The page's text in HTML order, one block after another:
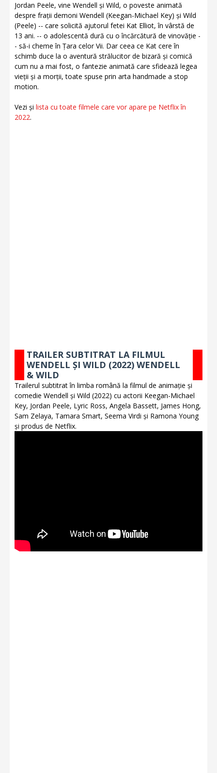
Jordan Peele, vine Wendell și Wild, o poveste animată
despre frații demoni Wendell (Keegan-Michael Key) și Wild
(Peele) -- care solicită ajutorul fetei Kat Elliot, în vârstă de
13 ani. -- o adolescentă dură cu o încărcătură de vinovăție -
- să-i cheme în Țara celor Vii. Dar ceea ce Kat cere în
schimb duce la o aventură strălucitor de bizară și comică
cum nu a mai fost, o fantezie animată care sfidează legea
vieții și a morții, toate spuse prin arta handmade a stop
motion.
Vezi și lista cu toate filmele care vor apare pe Netflix în
2022.
TRAILER SUBTITRAT LA FILMUL
WENDELL ȘI WILD (2022) WENDELL
& WILD
Trailerul subtitrat în limba română la filmul de animație și
comedie Wendell și Wild (2022) cu actorii Keegan-Michael
Key, Jordan Peele, Lyric Ross, Angela Bassett, James Hong,
Sam Zelaya, Tamara Smart, Seema Virdi și Ramona Young
și produs de Netflix.